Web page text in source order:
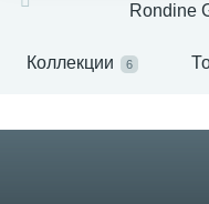
Rondine
Коллекции 6